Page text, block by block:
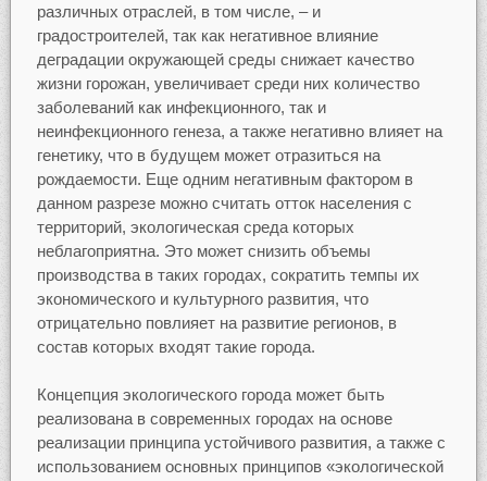
различных отраслей, в том числе, – и
градостроителей, так как негативное влияние
деградации окружающей среды снижает качество
жизни горожан, увеличивает среди них количество
заболеваний как инфекционного, так и
неинфекционного генеза, а также негативно влияет на
генетику, что в будущем может отразиться на
рождаемости. Еще одним негативным фактором в
данном разрезе можно считать отток населения с
территорий, экологическая среда которых
неблагоприятна. Это может снизить объемы
производства в таких городах, сократить темпы их
экономического и культурного развития, что
отрицательно повлияет на развитие регионов, в
состав которых входят такие города.
Концепция экологического города может быть
реализована в современных городах на основе
реализации принципа устойчивого развития, а также с
использованием основных принципов «экологической